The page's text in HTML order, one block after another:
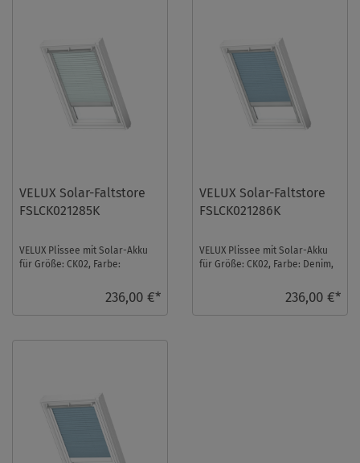
VELUX Solar-Faltstore
FSLCK021285K
VELUX Plissee mit Solar-Akku
für Größe: CK02, Farbe:
transparent, io-hom ...236,00 €*
VELUX Solar-Faltstore
FSLCK021286K
VELUX Plissee mit Solar-Akku
für Größe: CK02, Farbe: Denim,
236,00 €*